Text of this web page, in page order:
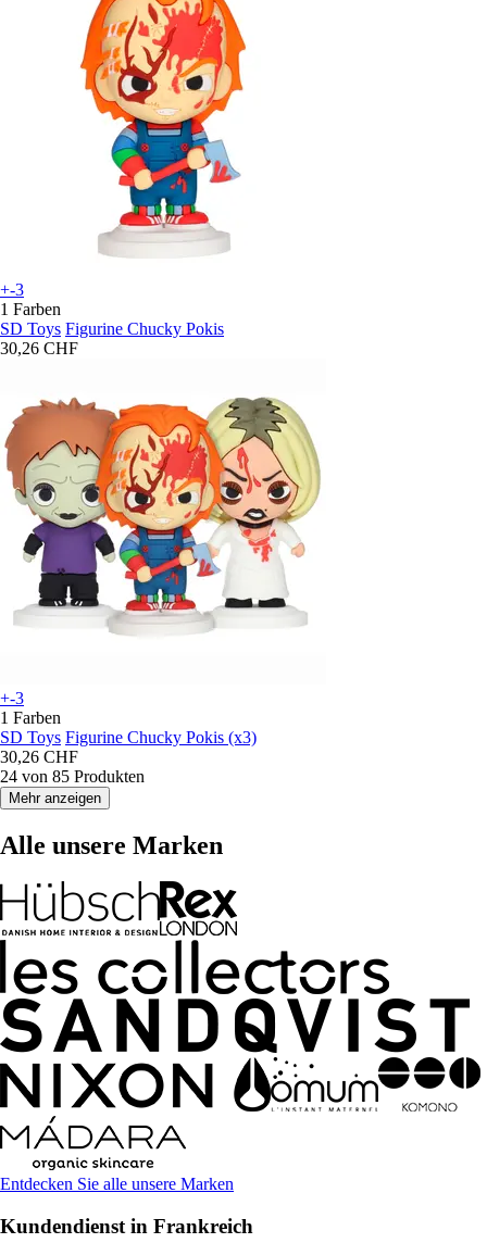
+-3
1 Farben
SD Toys Figurine Chucky Pokis
30,26 CHF
+-3
1 Farben
SD Toys Figurine Chucky Pokis (x3)
30,26 CHF
24 von 85 Produkten
Mehr anzeigen
Alle unsere Marken
Entdecken Sie alle unsere Marken
Kundendienst in Frankreich